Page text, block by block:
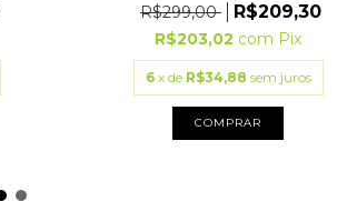
R$299,00 R$209,30
R$203,02 com Pix
6 x de R$34,88 sem juros
COMPRAR